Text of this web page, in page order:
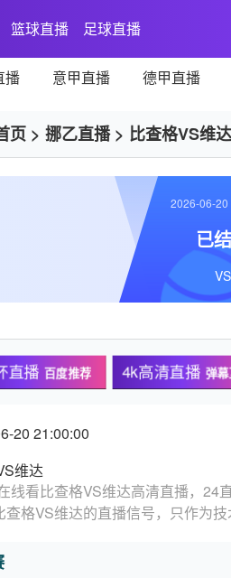
篮球直播 足球直播
播 意甲直播 德甲直播
页 > 挪乙直播> 比查格VS维达
2026-06-20
已
VS
直播 百度推荐 4k高清直播 弹
20 21:00:00
维达
线看比查格VS维达高清直播，
格VS维达的直播信号，只作为技